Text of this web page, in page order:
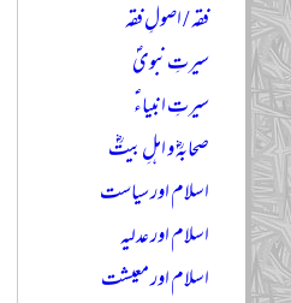
فقہ / اصولِ فقہ
سیرتِ نبویؐ
سیرتِ انبیاءؑ
صحابہؓ و اہلِ بیتؓ
اسلام اور سیاست
اسلام اور عدلیہ
اسلام اور معیشت